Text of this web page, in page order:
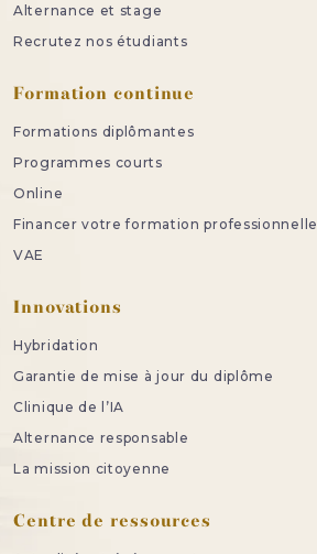
Alternance et stage
Recrutez nos étudiants
Formation continue
Formations diplômantes
Programmes courts
Online
Financer votre formation professionnelle
VAE
Innovations
Hybridation
Garantie de mise à jour du diplôme
Clinique de l’IA
Alternance responsable
La mission citoyenne
Centre de ressources